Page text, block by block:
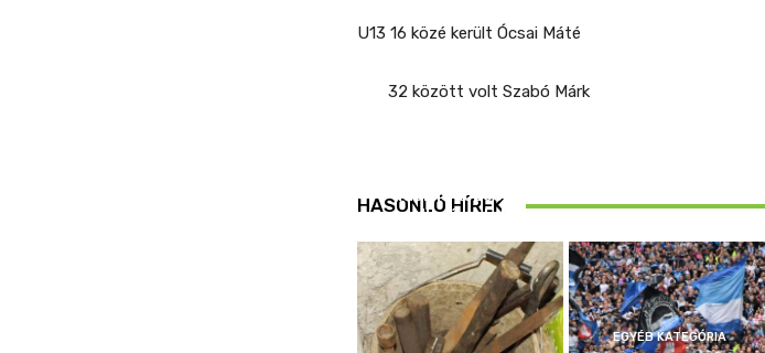
U13 16 közé került Ócsai Máté
32 között volt Szabó Márk
HASONLÓ HÍREK
Idén is közösen
ellenőriztek
EGYÉB KATEGÓRIA